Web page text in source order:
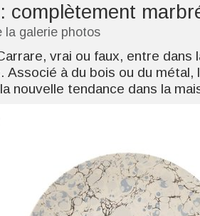
complètement
la galerie photos
vrai ou faux, entre dans
Associé à du bois ou du métal,
nouvelle tendance dans la